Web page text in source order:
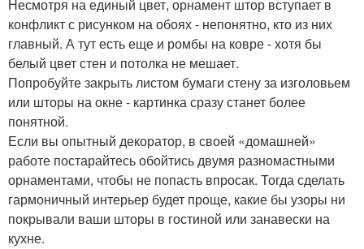
Несмотря на единый цвет, орнамент штор вступает в
конфликт с рисунком на обоях - непонятно, кто из них
главный. А тут есть еще и ромбы на ковре - хотя бы
белый цвет стен и потолка не мешает.
Попробуйте закрыть листом бумаги стену за изголовьем
или шторы на окне - картинка сразу станет более
понятной.
Если вы опытный декоратор, в своей «домашней»
работе постарайтесь обойтись двумя разномастными
орнаментами, чтобы не попасть впросак. Тогда сделать
гармоничный интерьер будет проще, какие бы узоры ни
покрывали ваши шторы в гостиной или занавески на
кухне.